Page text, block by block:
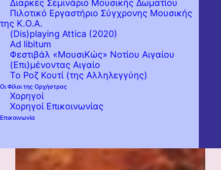
Διαρκές Σεμινάριο Μουσικής Δωματίου
Πιλοτικό Εργαστήριο Σύγχρονης Μουσικής
της Κ.Ο.Α.
(Dis)playing Attica (2020)
Ad libitum
Φεστιβάλ «ΜουσιΚώς» Νοτίου Αιγαίου
(Επι)μένοντας Αιγαίο
Το Ροζ Κουτί (της Αλληλεγγύης)
Οι Φίλοι της Ορχήστρας
Χορηγοί
Χορηγοί Επικοινωνίας
Επικοινωνία